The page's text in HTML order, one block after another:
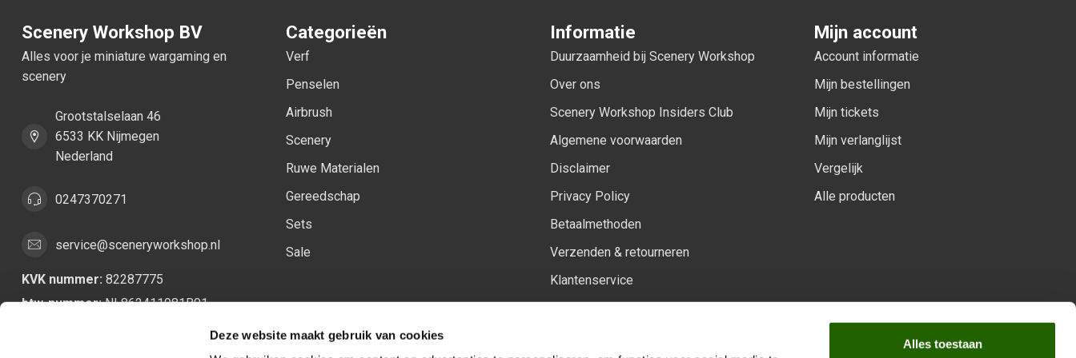
Deze website maakt gebruik van cookies
Alles toestaan
Scenery Workshop BV
Alles voor je miniature wargaming en
scenery
Grootstalselaan 46
6533 KK Nijmegen
Nederland
0247370271
service@sceneryworkshop.nl
KVK nummer: 82287775
btw-nummer:NL862411981B01
Categorieën
Verf
Penselen
Airbrush
Scenery
Ruwe Materialen
Gereedschap
Sets
Sale
Informatie
Duurzaamheid bij Scenery Workshop
Over ons
Scenery Workshop Insiders Club
Algemene voorwaarden
Disclaimer
Privacy Policy
Betaalmethoden
Verzenden & retourneren
Klantenservice
Mijn account
Account informatie
Mijn bestellingen
Mijn tickets
Mijn verlanglijst
Vergelijk
Alle producten